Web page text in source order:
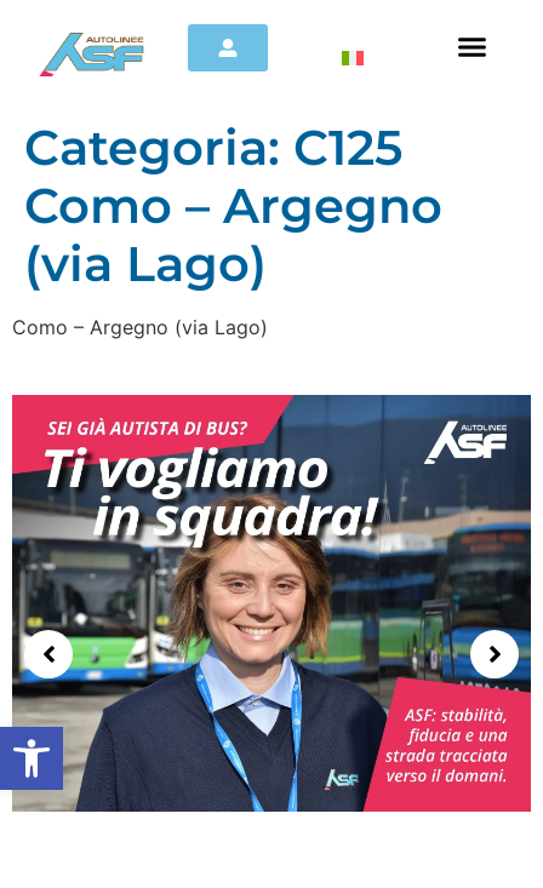
Apri la barra degli strumenti
Categoria: C125
Como – Argegno
(via Lago)
Como – Argegno (via Lago)